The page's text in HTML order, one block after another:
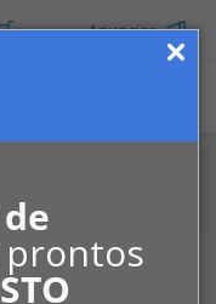
prontos
Anunciar
Lauro